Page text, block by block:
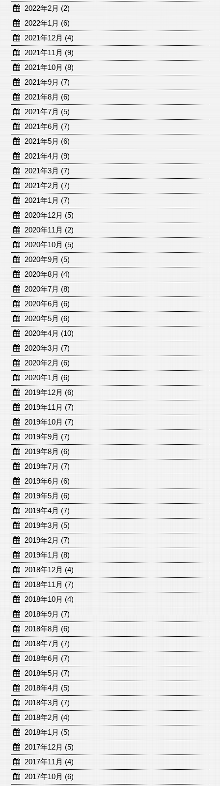
2022年2月 (2)
2022年1月 (6)
2021年12月 (4)
2021年11月 (9)
2021年10月 (8)
2021年9月 (7)
2021年8月 (6)
2021年7月 (5)
2021年6月 (7)
2021年5月 (6)
2021年4月 (9)
2021年3月 (7)
2021年2月 (7)
2021年1月 (7)
2020年12月 (5)
2020年11月 (2)
2020年10月 (5)
2020年9月 (5)
2020年8月 (4)
2020年7月 (8)
2020年6月 (6)
2020年5月 (6)
2020年4月 (10)
2020年3月 (7)
2020年2月 (6)
2020年1月 (6)
2019年12月 (6)
2019年11月 (7)
2019年10月 (7)
2019年9月 (7)
2019年8月 (6)
2019年7月 (7)
2019年6月 (6)
2019年5月 (6)
2019年4月 (7)
2019年3月 (5)
2019年2月 (7)
2019年1月 (8)
2018年12月 (4)
2018年11月 (7)
2018年10月 (4)
2018年9月 (7)
2018年8月 (6)
2018年7月 (7)
2018年6月 (7)
2018年5月 (7)
2018年4月 (5)
2018年3月 (7)
2018年2月 (4)
2018年1月 (5)
2017年12月 (5)
2017年11月 (4)
2017年10月 (6)